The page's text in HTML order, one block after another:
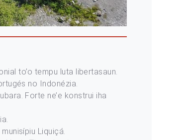
to’o tempu luta libertasaun.
no Indonézia.
Forte ne’e konstrui iha
Liquiçá.